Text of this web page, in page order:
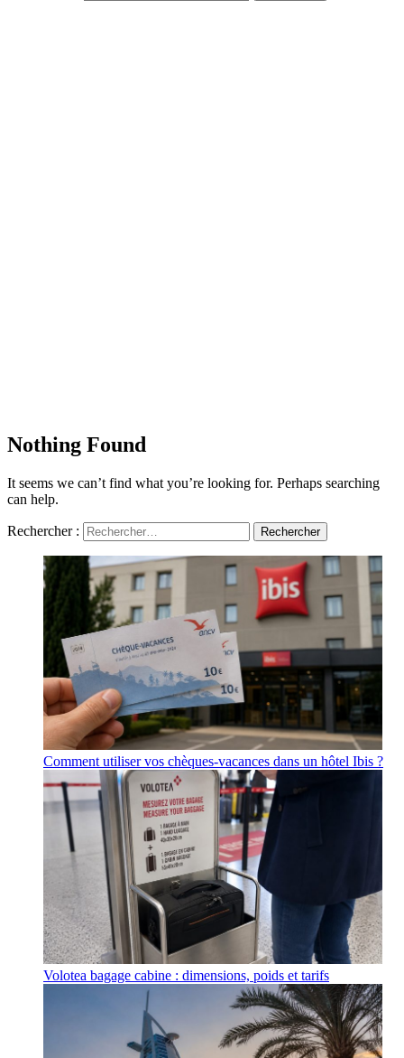
Nothing Found
It seems we can’t find what you’re looking for. Perhaps searching
can help.
Rechercher :
Comment utiliser vos chèques-vacances dans un hôtel Ibis ?
Volotea bagage cabine : dimensions, poids et tarifs